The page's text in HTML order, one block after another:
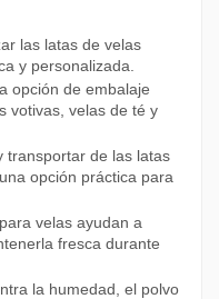
las latas de velas
y personalizada.
opción de embalaje
votivas, velas de té y
transportar de las latas
opción práctica para
velas ayudan a
fresca durante
la humedad, el polvo